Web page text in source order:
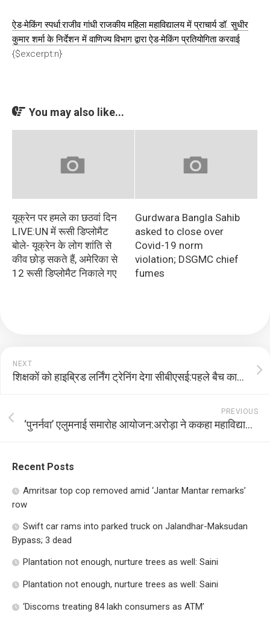
ऐड-मेकिंग स्पर्धा:राजीव गांधी राजकीय महिला महाविद्यालय में प्राचार्य डॉ. सुधीर
कुमार शर्मा के निर्देशन में वाणिज्य विभाग द्वारा ऐड-मेकिंग प्रतियोगिता करवाई
{$excerpt:n}
You may also like...
यूक्रेन पर हमले का छठवां दिन
LIVE:UN में रूसी डिप्लोमैट
बोले- यूक्रेन के लोग शांति से
कीव छोड़ सकते हैं, अमेरिका से
12 रूसी डिप्लोमैट निकाले गए
Gurdwara Bangla Sahib
asked to close over
Covid-19 norm
violation; DSGMC chief
fumes
NEXT
शिक्षकों को हाइब्रिड लर्निंग ट्रेनिंग देगा सीबीएसई:पहले बैच का प्रशिक्षण कार्यक्रम 19 मई से किया जाएगा शुरू
PREVIOUS
‘पुनर्नवा’ एलुमनाई समारोह आयोजन:अरोड़ा ने ककहा महाविद्यालय के एलुमनाई समारोह हमारी स्टूडेंट्स के लिए ब्रांड एंबेसडर
Recent Posts
Amritsar top cop removed amid ‘Jantar Mantar remarks’
row
Swift car rams into parked truck on Jalandhar-Maksudan
Bypass; 3 dead
Plantation not enough, nurture trees as well: Saini
Plantation not enough, nurture trees as well: Saini
‘Discoms treating 84 lakh consumers as ATM’